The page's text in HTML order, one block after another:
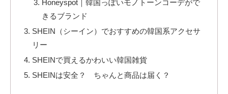
Honeyspot｜韓国っぽいモノトーンコーデがで
きるブランド
SHEIN（シーイン）でおすすめの韓国系アクセサ
リー
SHEINで買えるかわいい韓国雑貨
SHEINは安全？ ちゃんと商品は届く？